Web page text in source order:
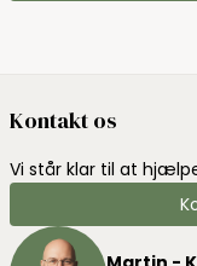
Kontakt os
Vi står klar til at